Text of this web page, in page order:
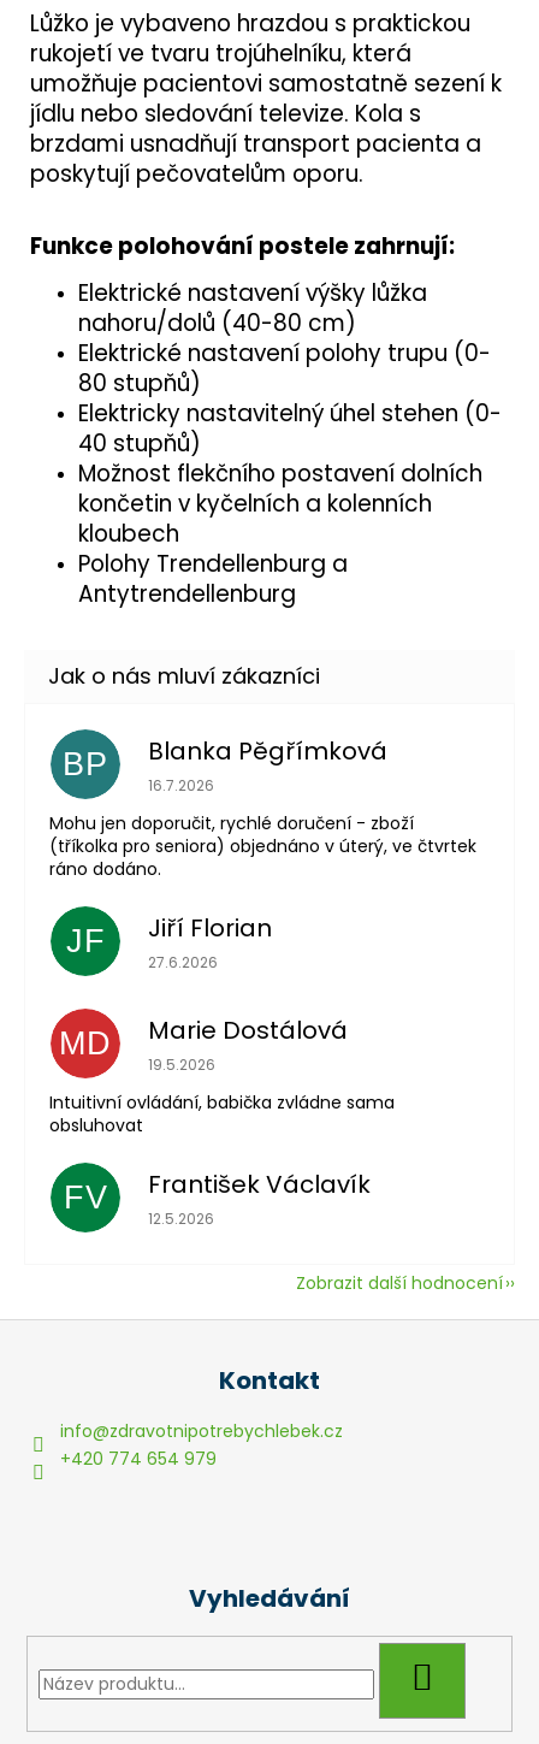
Lůžko je vybaveno hrazdou s praktickou
rukojetí ve tvaru trojúhelníku, která
umožňuje pacientovi samostatně sezení k
jídlu nebo sledování televize. Kola s
brzdami usnadňují transport pacienta a
poskytují pečovatelům oporu.
Funkce polohování postele zahrnují:
Elektrické nastavení výšky lůžka
nahoru/dolů (40-80 cm)
Elektrické nastavení polohy trupu (0-
80 stupňů)
Elektricky nastavitelný úhel stehen (0-
40 stupňů)
Možnost flekčního postavení dolních
končetin v kyčelních a kolenních
kloubech
Polohy Trendellenburg a
Antytrendellenburg
BP Blanka Pěgřímková
Hodnocení obchodu je 5 z 5 hvězdiček.
16.7.2026
Mohu jen doporučit, rychlé doručení - zboží
(tříkolka pro seniora) objednáno v úterý, ve čtvrtek
ráno dodáno.
JF Jiří Florian
Hodnocení obchodu je 5 z 5 hvězdiček.
27.6.2026
MD Marie Dostálová
Hodnocení obchodu je 5 z 5 hvězdiček.
19.5.2026
Intuitivní ovládání, babička zvládne sama
obsluhovat
FV František Václavík
Hodnocení obchodu je 5 z 5 hvězdiček.
12.5.2026
Zobrazit další hodnocení
Kontakt
info@zdravotnipotrebychlebek.cz
+420 774 654 979
Vyhledávání